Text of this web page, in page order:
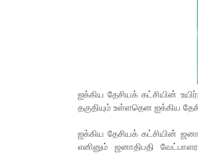
ஐக்கிய தேசியக் கட்சியின்
தகுதியும் உள்ளதென ஐக்கிய
ஐக்கிய தேசியக் கட்சியின்
எனினும் ஜனாதிபதி